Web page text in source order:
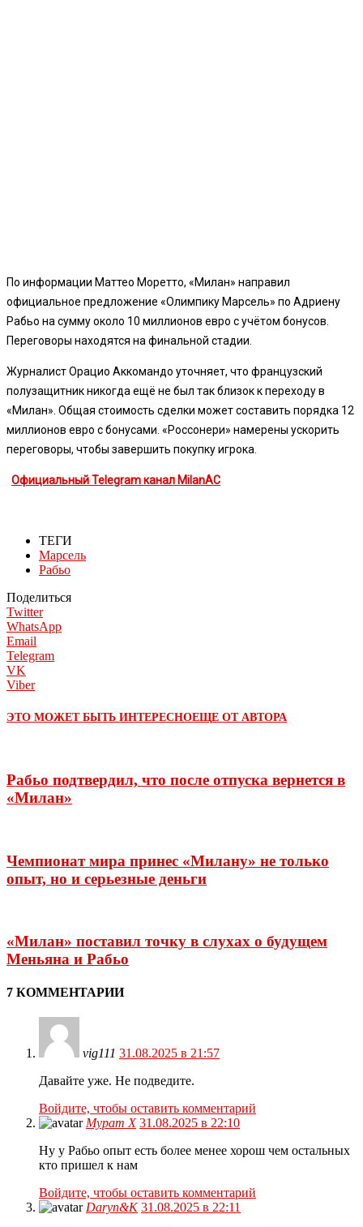
По информации Маттео Моретто, «Милан» направил
официальное предложение «Олимпику Марсель» по Адриену
Рабьо на сумму около 10 миллионов евро с учётом бонусов.
Переговоры находятся на финальной стадии.
Журналист Орацио Аккомандо уточняет, что французский
полузащитник никогда ещё не был так близок к переходу в
«Милан». Общая стоимость сделки может составить порядка 12
миллионов евро с бонусами. «Россонери» намерены ускорить
переговоры, чтобы завершить покупку игрока.
Официальный Telegram канал MilanAC
ТЕГИ
Марсель
Рабьо
Поделиться
Twitter
WhatsApp
Email
Telegram
VK
Viber
ЭТО МОЖЕТ БЫТЬ ИНТЕРЕСНОЕЩЕ ОТ АВТОРА
Рабьо подтвердил, что после отпуска вернется в
«Милан»
Чемпионат мира принес «Милану» не только
опыт, но и серьезные деньги
«Милан» поставил точку в слухах о будущем
Меньяна и Рабьо
7 КОММЕНТАРИИ
vig111 31.08.2025 в 21:57
Давайте уже. Не подведите.
Войдите, чтобы оставить комментарий
Мурат Х 31.08.2025 в 22:10
Ну у Рабьо опыт есть более менее хорош чем остальных
кто пришел к нам
Войдите, чтобы оставить комментарий
Daryn&K 31.08.2025 в 22:11